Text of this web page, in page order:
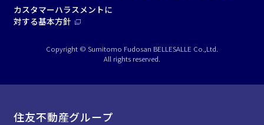
カスタマーハラスメントに
対する基本方針
Copyright © Sumitomo Fudosan BELLESALLE Co.,Ltd.
All rights reserved.
住友不動産グループ